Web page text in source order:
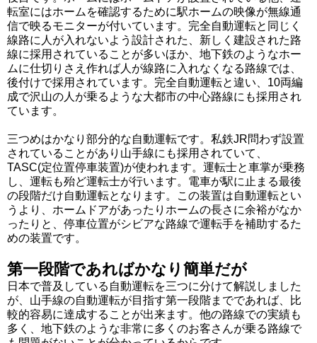
転室にはホームを確認するために駅ホームの映像が無線通
信で映るモニターが付いています。完全自動運転と同じく
線路に人が入れないよう設計された、新しく建設された路
線に採用されていることが多いほか、地下鉄のようなホー
ムに仕切りさえ作れば人が線路に入れなくなる路線では、
後付けで採用されています。完全自動運転と違い、10両編
成で沢山の人が乗るような大都市の中心路線にも採用され
ています。
三つめはかなり部分的な自動運転です。私鉄JR問わず設置
されていることがあり山手線にも採用されていて、
TASC(定位置停車装置)が使われます。運転士と車掌が乗務
し、運転も殆ど運転士が行います。電車が駅に止まる最後
の段階だけ自動運転となります。この装置は自動運転とい
うより、ホームドアがあったりホームの長さに余裕がなか
ったりと、停車位置がシビアな路線で運転手を補助するた
めの装置です。
第一段階であればかなり簡単だが
日本で普及している自動運転を三つに分けて解説しました
が、山手線の自動運転が目指す第一段階までであれば、比
較的容易に達成することが出来ます。他の路線での実績も
多く、地下鉄のような非常に多くのお客さんが乗る路線で